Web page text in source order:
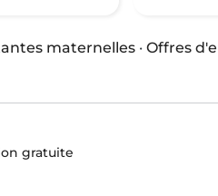
maternelles · Offres
gratuite